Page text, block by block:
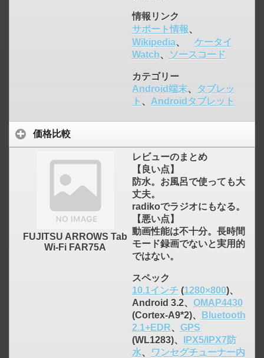
情報リンク
サポート情報、
Wikipedia、
ケータイ
Watch、 ソースコード
カテゴリー
Android端末、
タブレッ
ト 、 Androidタブレット
価格比較
FUJITSU ARROWS Tab
Wi-Fi FAR75A
レビューのまとめ
【良い点】
防水。お風呂で使っても大
丈夫。
radikoでラジオにもなる。
【悪い点】
動画性能は不十分。長時間
モード録画でないと実用的
ではない。
スペック
10.1インチ(1280×800)、
Android 3.2、 OMAP4430
(Cortex-A9*2)、
Bluetooth
2.1+EDR、 GPS
(WL1283)、
IPX5/IPX7防
水、
ワンセグチューナー内
click to expand contents
click to expand contents